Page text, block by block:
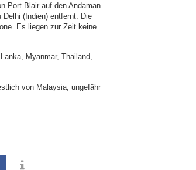
Port Blair auf den Andaman
(Indien) entfernt. Die
Es liegen zur Zeit keine
Myanmar, Thailand,
von Malaysia, ungefähr